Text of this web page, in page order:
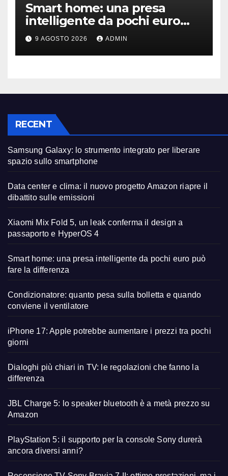
Smart home: una presa
intelligente da pochi euro
può fare la differenza
9 AGOSTO 2026 ADMIN
RECENT
Samsung Galaxy: lo strumento integrato per liberare
spazio sullo smartphone
Data center e clima: il nuovo progetto Amazon riapre il
dibattito sulle emissioni
Xiaomi Mix Fold 5, un leak conferma il design a
passaporto e HyperOS 4
Smart home: una presa intelligente da pochi euro può
fare la differenza
Condizionatore: quanto pesa sulla bolletta e quando
conviene il ventilatore
iPhone 17: Apple potrebbe aumentare i prezzi tra pochi
giorni
Dialoghi più chiari in TV: le regolazioni che fanno la
differenza
JBL Charge 5: lo speaker bluetooth è a metà prezzo su
Amazon
PlayStation 5: il supporto per la console Sony durerà
ancora diversi anni?